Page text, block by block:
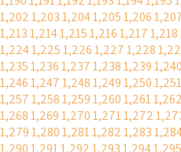
1,2021,2031,2041,2051,206
1,2131,2141,2151,2161,2171,218
1,2241,2251,2261,2271,228
1,2351,2361,2371,2381,2391,240
1,2461,2471,2481,2491,2501,251
1,2571,2581,2591,2601,2611,262
1,2681,2691,2701,2711,272
1,2791,2801,2811,2821,283